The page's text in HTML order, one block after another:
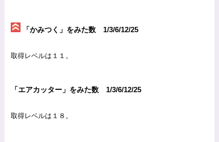
「かみつく」をみた数 1/3/6/12/25
取得レベルは１１。
「エアカッター」をみた数 1/3/6/12/25
取得レベルは１８。